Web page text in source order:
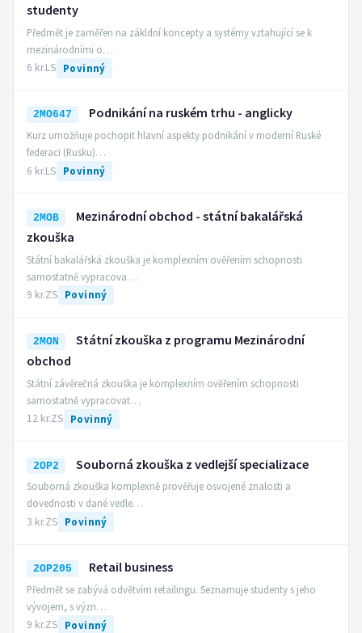
studenty
Předmět je zaměřen na zákldní koncepty a systémy vztahující se k
mezinárodními o…
6 kr.LS Povinný
2MO647 Podnikání na ruském trhu - anglicky
Kurz umožňuje pochopit hlavní aspekty podnikání v moderní Ruské
federaci (Rusku)…
6 kr.LS Povinný
2MOB
Mezinárodní obchod - státní bakalářská
zkouška
Státní bakalářská zkouška je komplexním ověřením schopnosti
samostatně vypracova…
9 kr.ZS Povinný
2MON
Státní zkouška z programu Mezinárodní
obchod
Státní závěrečná zkouška je komplexním ověřením schopnosti
samostatně vypracovat…
12 kr.ZS Povinný
2OP2 Souborná zkouška z vedlejší specializace
Souborná zkouška komplexně prověřuje osvojené znalosti a
dovednosti v dané vedle…
3 kr.ZS Povinný
2OP205 Retail business
Předmět se zabývá odvětvím retailingu. Seznamuje studenty s jeho
vývojem, s význ…
9 kr.ZS Povinný